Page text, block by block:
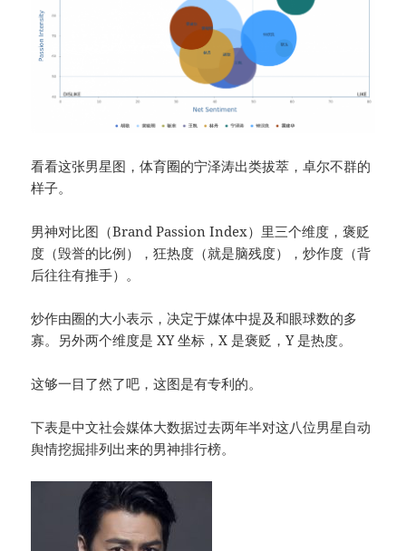
看看这张男星图，体育圈的宁泽涛出类拔萃，卓尔不群的
样子。
男神对比图（Brand Passion Index）里三个维度，褒贬
度（毁誉的比例），狂热度（就是脑残度），炒作度（背
后往往有推手）。
炒作由圈的大小表示，决定于媒体中提及和眼球数的多
寡。另外两个维度是 XY 坐标，X 是褒贬，Y 是热度。
这够一目了然了吧，这图是有专利的。
下表是中文社会媒体大数据过去两年半对这八位男星自动
舆情挖掘排列出来的男神排行榜。